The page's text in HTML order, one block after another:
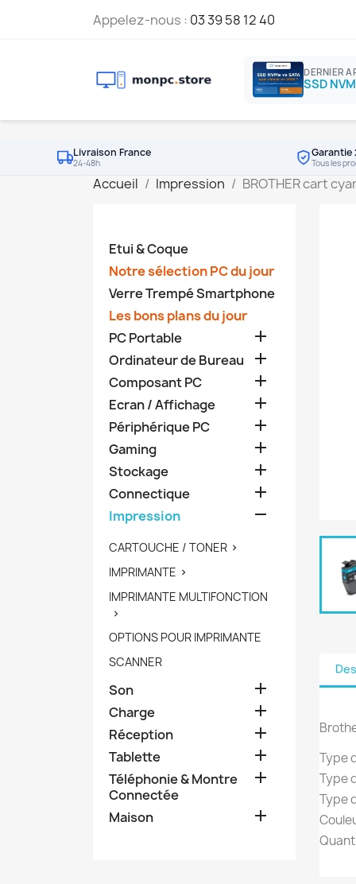
Appelez-nous : 03 39 58 12 40
DERNIER
Livraison France
24-48h
Garantie
Tous les
Accueil Impression BROTHER cart
Etui & Coque
Notre sélection PC du jour
Verre Trempé Smartphone
Les bons plans du jour
PC Portable

Ordinateur de Bureau 
Composant PC 
Ecran / Affichage 
Périphérique PC 
Gaming 
Stockage 
Connectique 
Impression 
CARTOUCHE / TONER 
IMPRIMANTE 
IMPRIMANTE MULTIFONCTION

OPTIONS POUR IMPRIMANTE
SCANNER
Son 
Charge 
Réception 
Tablette 
Téléphonie & Montre
Connectée

Maison 
Type
Type
Type